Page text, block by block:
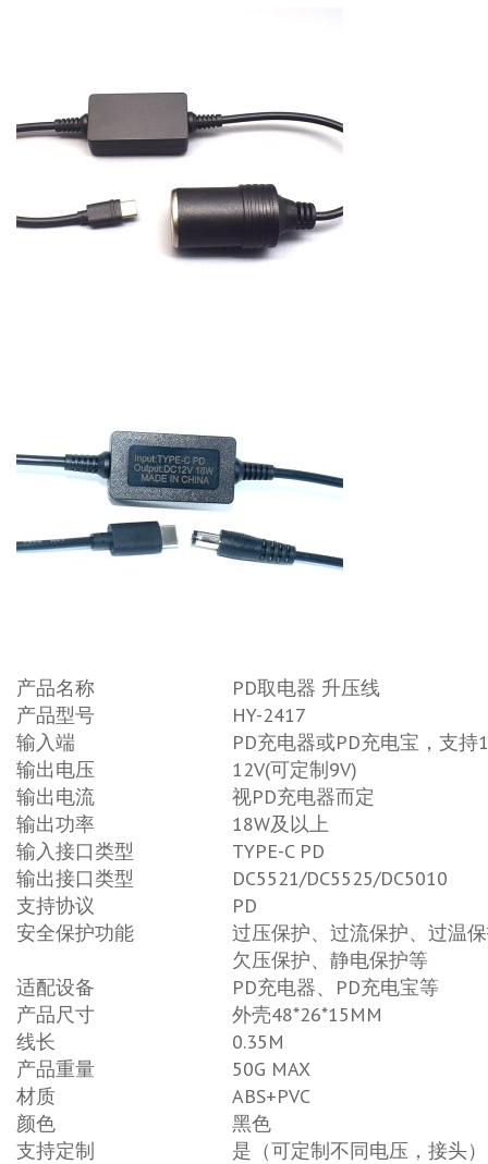
产品名称
PD取电器 升压线
产品型号
HY-2417
输入端
PD充电器或PD充电宝，支持
输出电压
12V(可定制9V)
输出电流
视PD充电器而定
输出功率
18W及以上
输入接口类型
TYPE-C PD
输出接口类型
DC5521/DC5525/DC5010
支持协议
PD
安全保护功能
过压保护、过流保护、过温
欠压保护、静电保护等
适配设备
PD充电器、PD充电宝等
产品尺寸
外壳48*26*15MM
线长
0.35M
产品重量
50G MAX
材质
ABS+PVC
颜色
黑色
支持定制
是（可定制不同电压，接头）